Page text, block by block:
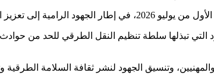
من مستوى السلامة على الطرق.
تبذلها سلطة تنظيم النقل الطرقي للحد من
وتنسيق الجهود لنشر ثقافة السلامة